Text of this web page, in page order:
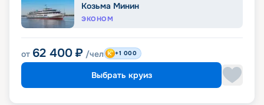
Козьма Минин
ЭКОНОМ
от 62 400 ₽ /чел +1 000
Выбрать круиз